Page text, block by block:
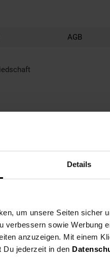
Details
um unsere Seiten sicher
verbessern sowie Werbung
anzuzeigen. Mit einem
Du jederzeit in den
AGB